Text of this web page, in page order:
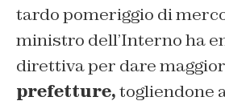
tardo pomeriggio di
ministro dell’Interno ha
direttiva per dare
prefetture,togliendone